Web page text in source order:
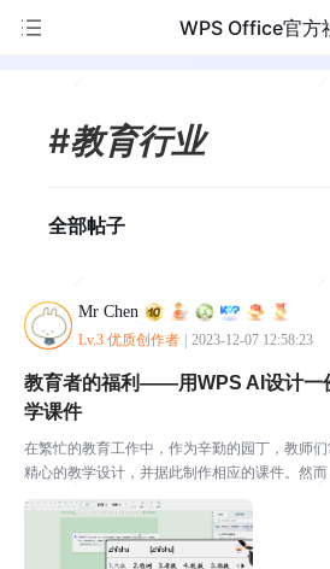
WPS Office官方
#教育行业
全部帖子
Mr Chen
Lv.3 优质创作者 2023-12-07 12:58:23
教育者的福利——用WPS AI设计一
学课件
在繁忙的教育工作中，作为辛勤的园丁，教师
精心的教学设计，并据此制作相应的课件。然
往往需要用三四节课的时间才能勉强完成一节
着WPS AI的闪亮登场，这一切的繁琐工作都将变